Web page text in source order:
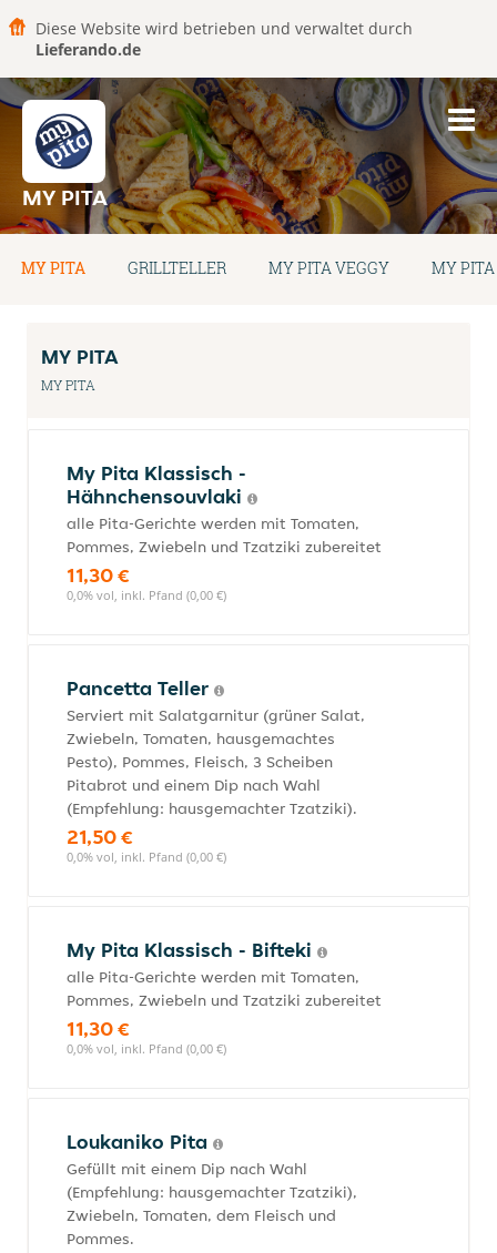
Diese Website wird betrieben und verwaltet durch
Lieferando.de
MY PITA
MY PITA GRILLTELLER MY PITA VEGGY MY
MY PITA
MY PITA
My Pita Klassisch -
Hähnchensouvlaki
alle Pita-Gerichte werden mit Tomaten,
Pommes, Zwiebeln und Tzatziki zubereitet
11,30 €
0,0% vol, inkl. Pfand (0,00 €)
Pancetta Teller
Serviert mit Salatgarnitur (grüner Salat,
Zwiebeln, Tomaten, hausgemachtes
Pesto), Pommes, Fleisch, 3 Scheiben
Pitabrot und einem Dip nach Wahl
(Empfehlung: hausgemachter Tzatziki).
21,50 €
0,0% vol, inkl. Pfand (0,00 €)
My Pita Klassisch - Bifteki
alle Pita-Gerichte werden mit Tomaten,
Pommes, Zwiebeln und Tzatziki zubereitet
11,30 €
0,0% vol, inkl. Pfand (0,00 €)
Loukaniko Pita
Gefüllt mit einem Dip nach Wahl
(Empfehlung: hausgemachter Tzatziki),
Zwiebeln, Tomaten, dem Fleisch und
Pommes.